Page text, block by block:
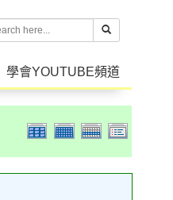
學會YOUTUBE頻道